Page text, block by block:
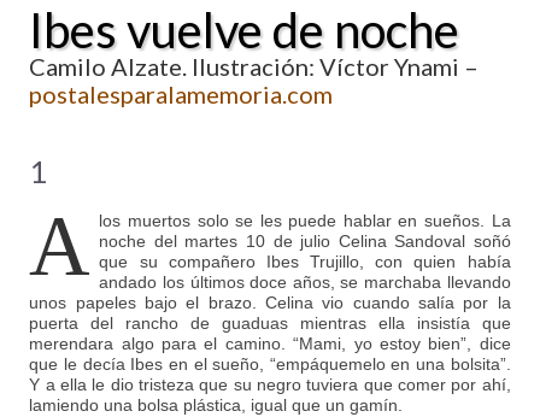
Ibes vuelve de noche
Camilo Alzate. Ilustración: Víctor Ynami –
postalesparalamemoria.com
1
A los muertos solo se les puede hablar en sueños. La
noche del martes 10 de julio Celina Sandoval soñó
que su compañero Ibes Trujillo, con quien había
andado los últimos doce años, se marchaba llevando
unos papeles bajo el brazo. Celina vio cuando salía por la
puerta del rancho de guaduas mientras ella insistía que
merendara algo para el camino. “Mami, yo estoy bien”, dice
que le decía Ibes en el sueño, “empáquemelo en una bolsita”.
Y a ella le dio tristeza que su negro tuviera que comer por ahí,
lamiendo una bolsa plástica, igual que un gamín.